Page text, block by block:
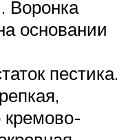
Воронка
основании
пестика.
кремово-